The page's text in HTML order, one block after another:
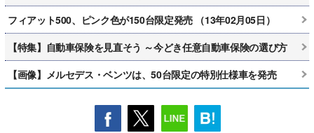
フィアット500、ピンク色が150台限定発売 （13年02月05日）
【特集】自動車保険を見直そう ～今どき任意自動車保険の選び方
【画像】メルセデス・ベンツは、50台限定の特別仕様車を発売